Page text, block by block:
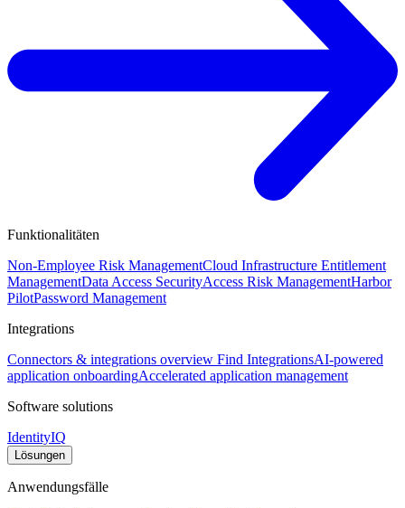
Funktionalitäten
Non-Employee Risk ManagementCloud Infrastructure Entitlement
ManagementData Access SecurityAccess Risk ManagementHarbor
PilotPassword Management
Integrations
Connectors & integrations overview Find IntegrationsAI-powered
application onboardingAccelerated application management
Software solutions
IdentityIQ
Lösungen
Anwendungsfälle